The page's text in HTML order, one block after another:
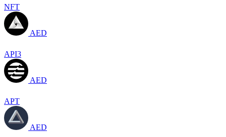
NFT
AED
API3
AED
APT
AED